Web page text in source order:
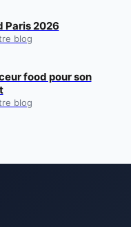
Paris 2026
blog
food pour son
blog